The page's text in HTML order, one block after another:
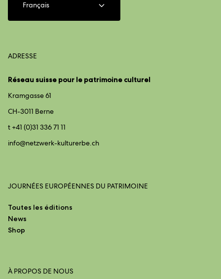
Français
ADRESSE
Réseau suisse pour le patrimoine culturel
Kramgasse 61
CH-3011 Berne
t +41 (0)31 336 71 11
info@netzwerk-kulturerbe.ch
JOURNÉES EUROPÉENNES DU PATRIMOINE
Toutes les éditions
News
Shop
À PROPOS DE NOUS